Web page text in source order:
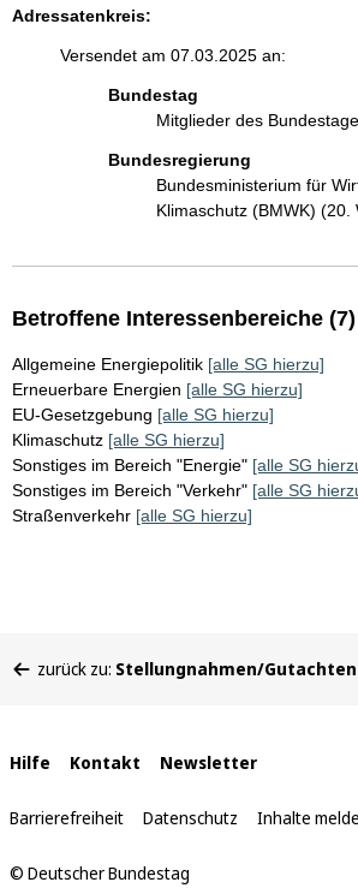
Adressatenkreis:
Versendet am 07.03.2025 an:
Bundestag
Mitglieder des
Bundesregierung
Bundesministerium für
Klimaschutz (BMWK) (20.
Betroffene Interessenbereiche (7)
Allgemeine Energiepolitik [alle SG hierzu]
Erneuerbare Energien [alle SG hierzu]
EU-Gesetzgebung [alle SG hierzu]
Klimaschutz [alle SG hierzu]
Sonstiges im Bereich "Energie" [alle SG
Sonstiges im Bereich "Verkehr" [alle SG
Straßenverkehr [alle SG hierzu]
befinden
zurück zu: Stellungnahmen/Gutachten
Interne
Links
Hilfe Kontakt Newsletter
Barrierefreiheit Datenschutz Inhalte
© Deutscher Bundestag